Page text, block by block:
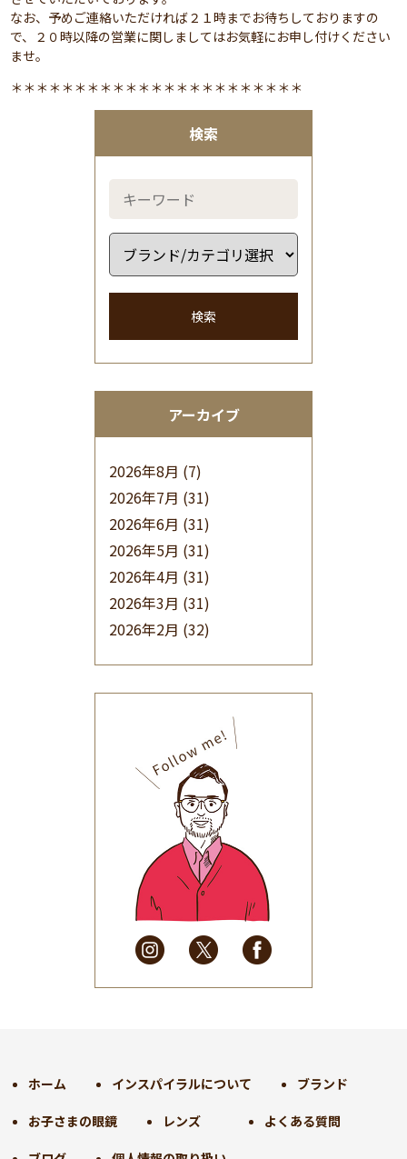
検索
検索
アーカイブ
2026年8月 (7)
2026年7月 (31)
2026年6月 (31)
2026年5月 (31)
2026年4月 (31)
2026年3月 (31)
2026年2月 (32)
(32)
2025年9月(30)
2025年8月(31)
2025年7月(37)
2025年6月(48)
2025年5月
(41)
2025年4月
(32)
2025年3月(31)
2025年2月
(28)
2025年1月
(34)
2024年9月(30)
2024年7月(31)
なお、予めご連絡いただければ２１時までお待ちしておりますの
で、２０時以降の営業に関しましてはお気軽にお申し付けください
ませ。
＊＊＊＊＊＊＊＊＊＊＊＊＊＊＊＊＊＊＊＊＊＊＊
ホーム インスパイラルについて ブランド
お子さまの眼鏡 レンズ よくある質問